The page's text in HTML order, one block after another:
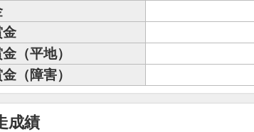
金
（平地）
（障害）
成績